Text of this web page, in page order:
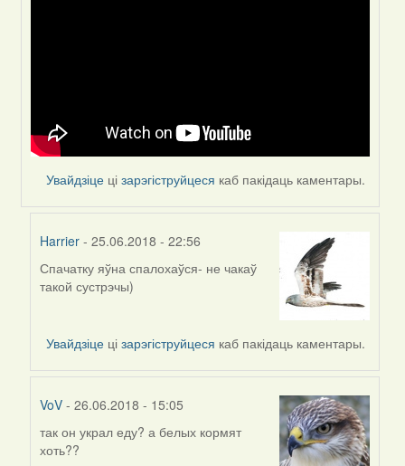
Увайдзіце цізарэгіструйцеся каб пакідаць каментары.
Harrier - 25.06.2018 - 22:56
In
reply
Feather
Спачатку яўна спалохаўся- не чакаў
такой сустрэчы)
Увайдзіце цізарэгіструйцеся каб пакідаць каментары.
VoV - 26.06.2018 - 15:05
In
reply
так он украл еду? а белых кормят
хоть??